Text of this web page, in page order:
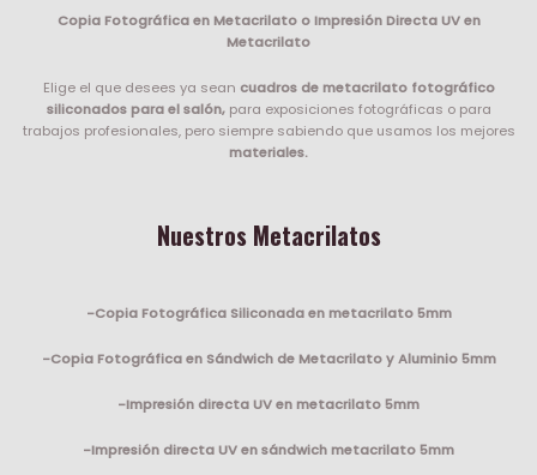
Copia Fotográfica en Metacrilato o Impresión Directa UV en
Metacrilato
Elige el que desees ya sean cuadros de metacrilato fotográfico
siliconados para el salón, para exposiciones fotográficas o para
trabajos profesionales, pero siempre sabiendo que usamos los mejores
materiales.
Nuestros Metacrilatos
-Copia Fotográfica Siliconada en metacrilato 5mm
-Copia Fotográfica en Sándwich de Metacrilato y Aluminio 5mm
-Impresión directa UV en metacrilato 5mm
-Impresión directa UV en sándwich metacrilato 5mm